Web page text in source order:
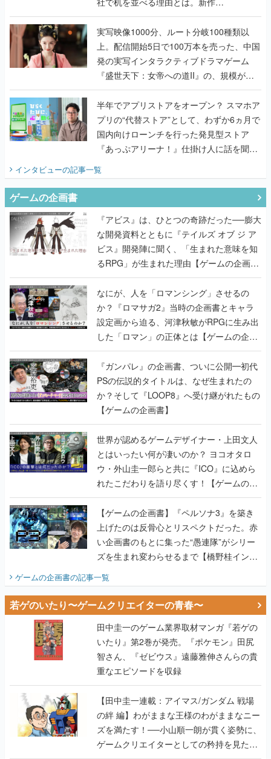
『TATSUJIN EXTREME』で初タッグを組
んだレジェンド2人に訊く開発秘話
実写映像1000分、ルート分岐100種類以
上。配信開始5日で100万本を売った、中国
発の実写インタラクティブドラマゲーム
『盛世天下：女帝への道II』の、規模が違
うこだわりをプロデューサーに聞いた
半年でアプリストアをオープン？ スマホア
プリの“代替ストア”として、わずか6ヵ月で
国内向けローンチを行った発見型ストア
『あっぷアリーナ！』仕掛け人に話を聞い
てみた
インタビューの記事一覧
ゲームの企画書
『アビス』は、ひとつの奇跡だった──膨大
な開発資料とともに『テイルズ オブ ジ ア
ビス』開発陣に聞く、「生まれた意味を知
るRPG」が生まれた理由【ゲームの企画
書】
なにが、人を「ロマンシング」させるの
か？『ロマサガ2』当時の企画書とキャラ
設定画から迫る、河津秋敏がRPGに生み出
した「ロマン」の正体とは【ゲームの企画
書】
『ガンパレ』の企画書、ついに公開━初代
PSの伝説的タイトルは、なぜ生まれたの
か？そして『LOOP8』へ受け継がれたもの
【ゲームの企画書】
世界が認めるゲームデザイナー・上田文人
とはいったい何が凄いのか？ ヨコオタロ
ウ・外山圭一郎らと共に『ICO』に込めら
れたこだわりを語り尽くす！【ゲームの企
画書】
【ゲームの企画書】『ペルソナ3』を築き
上げたのは反骨心とリスペクトだった。赤
い企画書のもとに集った“愚連隊”がシリー
ズを生まれ変わらせるまで【橋野桂インタ
ビュー】
ゲームの企画書の記事一覧
若ゲのいたり〜ゲームクリエイターの青春〜
田中圭一のゲーム業界取材マンガ『若ゲの
いたり』第2巻が発売。『ポケモン』田尻
智さん、『ゼビウス』遠藤雅伸さんらの貴
重なエピソードを収録
【田中圭一連載：アイマス/ガンダム 戦場
の絆 編】わがままな王様のわがままなニー
ズを満たす！──小山順一朗が貫く姿勢に、
ゲームクリエイターとしての矜持を見た